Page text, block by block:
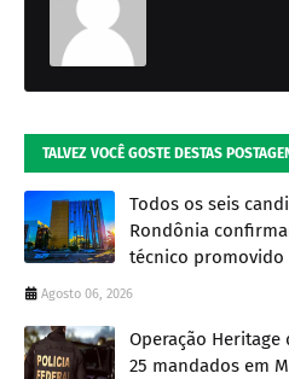
TALVEZ VOCÊ GOSTE DESTAS
Todos os seis
Rondônia
técnico promovido
Agosto 06, 2026
Operação Heritage
25 mandados em